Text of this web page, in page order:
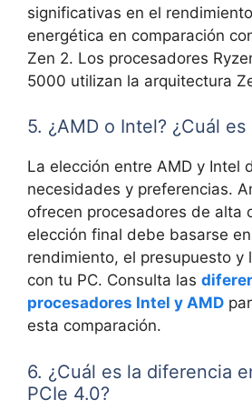
significativas en el
energética en comparación
Zen 2. Los procesadores
5000 utilizan la arquitectura
5. ¿AMD o Intel? ¿Cuál es
La elección entre AMD y Intel
necesidades y preferencias.
ofrecen procesadores de alta
elección final debe basarse
rendimiento, el presupuesto y
con tu PC. Consulta las
procesadores Intel y AMD
esta comparación.
6. ¿Cuál es la diferencia
PCIe 4.0?